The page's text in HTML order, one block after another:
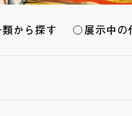
から探す 展示中の